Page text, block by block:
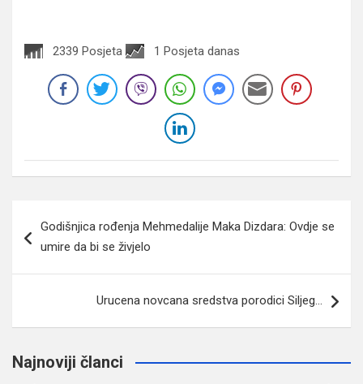
2339 Posjeta 1 Posjeta danas
članaka
Godišnjica rođenja Mehmedalije Maka Dizdara: Ovdje se
umire da bi se živjelo
Urucena novcana sredstva porodici Siljeg…
Najnoviji članci